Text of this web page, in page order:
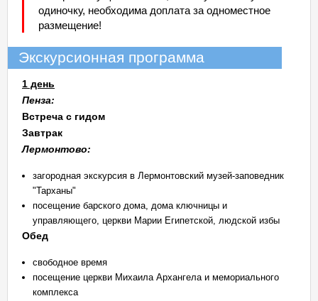
одиночку, необходима доплата за одноместное
размещение!
Экскурсионная программа
1 день
Пенза:
Встреча с гидом
Завтрак
Лермонтово:
загородная экскурсия в Лермонтовский музей-заповедник
"Тарханы"
посещение барского дома, дома ключницы и
управляющего, церкви Марии Египетской, людской избы
Обед
свободное время
посещение церкви Михаила Архангела и мемориального
комплекса